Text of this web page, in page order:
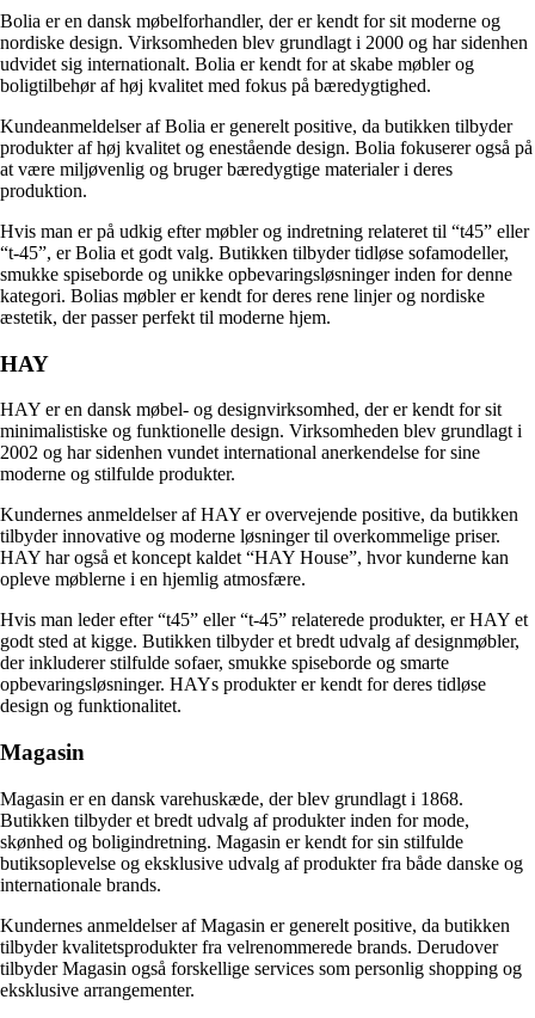
Bolia er en dansk møbelforhandler, der er kendt for sit moderne og
nordiske design. Virksomheden blev grundlagt i 2000 og har sidenhen
udvidet sig internationalt. Bolia er kendt for at skabe møbler og
boligtilbehør af høj kvalitet med fokus på bæredygtighed.
Kundeanmeldelser af Bolia er generelt positive, da butikken tilbyder
produkter af høj kvalitet og enestående design. Bolia fokuserer også på
at være miljøvenlig og bruger bæredygtige materialer i deres
produktion.
Hvis man er på udkig efter møbler og indretning relateret til “t45” eller
“t-45”, er Bolia et godt valg. Butikken tilbyder tidløse sofamodeller,
smukke spiseborde og unikke opbevaringsløsninger inden for denne
kategori. Bolias møbler er kendt for deres rene linjer og nordiske
æstetik, der passer perfekt til moderne hjem.
HAY
HAY er en dansk møbel- og designvirksomhed, der er kendt for sit
minimalistiske og funktionelle design. Virksomheden blev grundlagt i
2002 og har sidenhen vundet international anerkendelse for sine
moderne og stilfulde produkter.
Kundernes anmeldelser af HAY er overvejende positive, da butikken
tilbyder innovative og moderne løsninger til overkommelige priser.
HAY har også et koncept kaldet “HAY House”, hvor kunderne kan
opleve møblerne i en hjemlig atmosfære.
Hvis man leder efter “t45” eller “t-45” relaterede produkter, er HAY et
godt sted at kigge. Butikken tilbyder et bredt udvalg af designmøbler,
der inkluderer stilfulde sofaer, smukke spiseborde og smarte
opbevaringsløsninger. HAYs produkter er kendt for deres tidløse
design og funktionalitet.
Magasin
Magasin er en dansk varehuskæde, der blev grundlagt i 1868.
Butikken tilbyder et bredt udvalg af produkter inden for mode,
skønhed og boligindretning. Magasin er kendt for sin stilfulde
butiksoplevelse og eksklusive udvalg af produkter fra både danske og
internationale brands.
Kundernes anmeldelser af Magasin er generelt positive, da butikken
tilbyder kvalitetsprodukter fra velrenommerede brands. Derudover
tilbyder Magasin også forskellige services som personlig shopping og
eksklusive arrangementer.